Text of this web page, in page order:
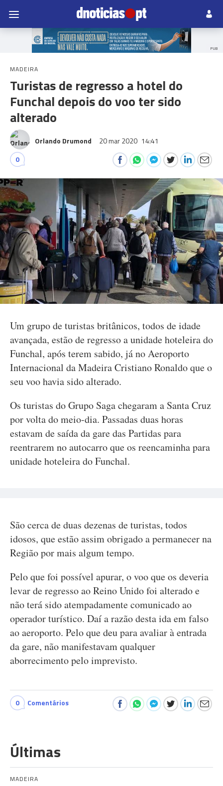
PUB
MADEIRA
Turistas de regresso a hotel do
Funchal depois do voo ter sido
alterado
Orlando Drumond 20 mar 2020 14:41
0
Um grupo de turistas britânicos, todos de idade
avançada, estão de regresso a unidade hoteleira do
Funchal, após terem sabido, já no Aeroporto
Internacional da Madeira Cristiano Ronaldo que o
seu voo havia sido alterado.
Os turistas do Grupo Saga chegaram a Santa Cruz
por volta do meio-dia. Passadas duas horas
estavam de saída da gare das Partidas para
reentrarem no autocarro que os reencaminha para
unidade hoteleira do Funchal.
São cerca de duas dezenas de turistas, todos
idosos, que estão assim obrigado a permanecer na
Região por mais algum tempo.
Pelo que foi possível apurar, o voo que os deveria
levar de regresso ao Reino Unido foi alterado e
não terá sido atempadamente comunicado ao
operador turístico. Daí a razão desta ida em falso
ao aeroporto. Pelo que deu para avaliar à entrada
da gare, não manifestavam qualquer
aborrecimento pelo imprevisto.
0 Comentários
Últimas
MADEIRA